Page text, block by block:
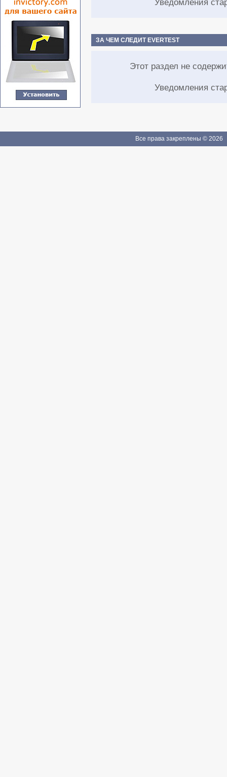
Уведомления
ЗА ЧЕМ СЛЕДИТ EVERTEST
Этот раздел не
Уведомления
Все права закреплены © 2026